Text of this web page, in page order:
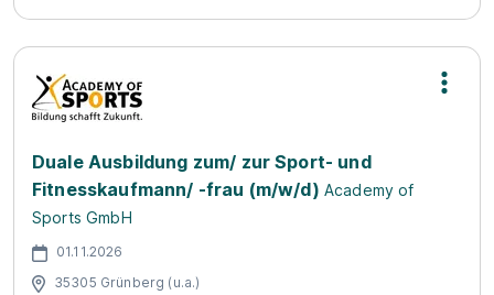
Duale Ausbildung zum/ zur Sport- und
Fitnesskaufmann/ -frau (m/w/d) Academy of
Sports GmbH
01.11.2026
35305 Grünberg (u.a.)